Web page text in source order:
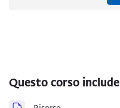
Questo corso include